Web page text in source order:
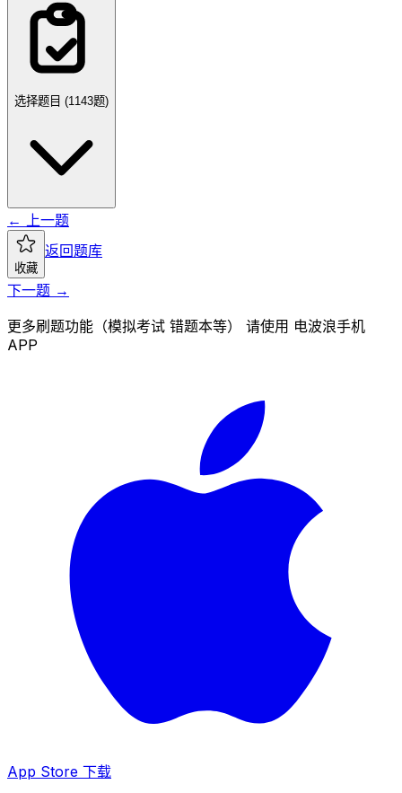
选择题目 (1143题)
← 上一题
收藏
返回题库
下一题 →
更多刷题功能（模拟考试 错题本等） 请使用 电波浪手机
APP
App Store 下载